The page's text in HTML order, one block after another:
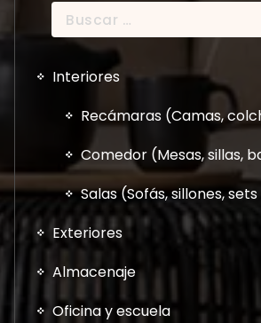
Buscar:
Interiores
Recámaras (Camas,
Comedor (Mesas, sillas,
Salas (Sofás, sillones,
Exteriores
Almacenaje
Oficina y escuela